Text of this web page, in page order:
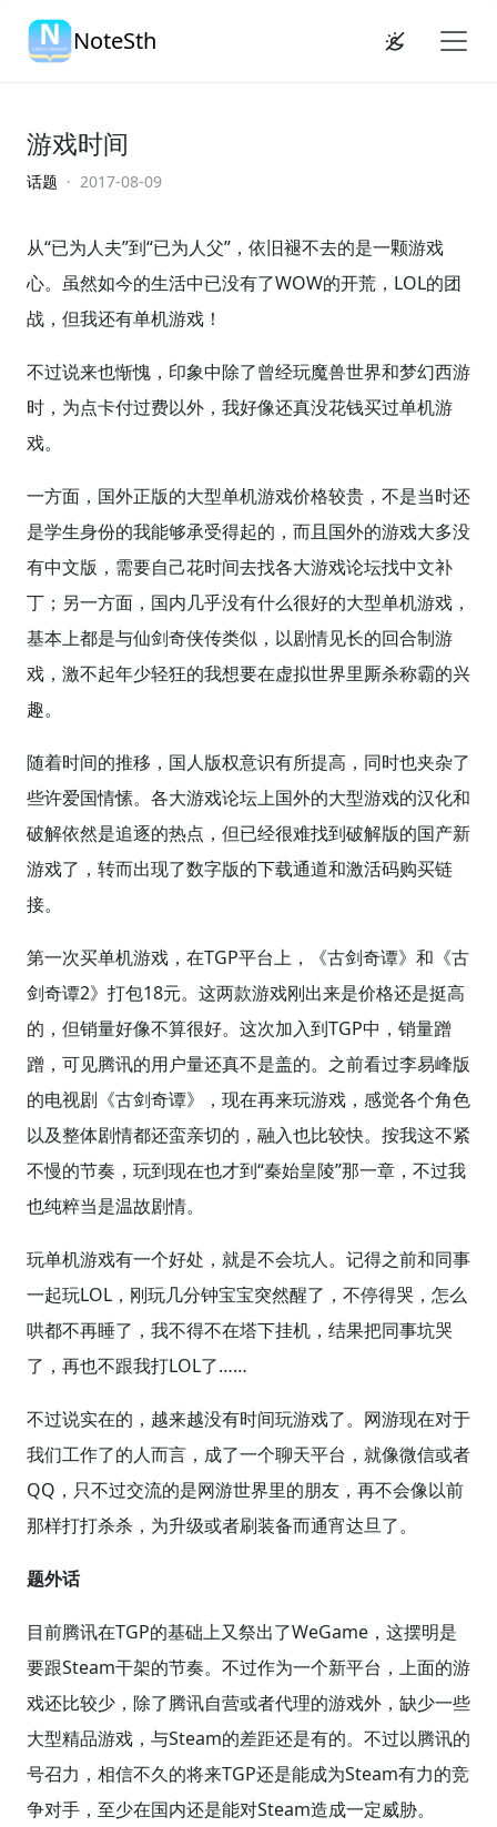
NoteSth
游戏时间
话题 · 2017-08-09
从“已为人夫”到“已为人父”，依旧褪不去的是一颗游戏
心。虽然如今的生活中已没有了WOW的开荒，LOL的团
战，但我还有单机游戏！
不过说来也惭愧，印象中除了曾经玩魔兽世界和梦幻西游
时，为点卡付过费以外，我好像还真没花钱买过单机游
戏。
一方面，国外正版的大型单机游戏价格较贵，不是当时还
是学生身份的我能够承受得起的，而且国外的游戏大多没
有中文版，需要自己花时间去找各大游戏论坛找中文补
丁；另一方面，国内几乎没有什么很好的大型单机游戏，
基本上都是与仙剑奇侠传类似，以剧情见长的回合制游
戏，激不起年少轻狂的我想要在虚拟世界里厮杀称霸的兴
趣。
随着时间的推移，国人版权意识有所提高，同时也夹杂了
些许爱国情愫。各大游戏论坛上国外的大型游戏的汉化和
破解依然是追逐的热点，但已经很难找到破解版的国产新
游戏了，转而出现了数字版的下载通道和激活码购买链
接。
第一次买单机游戏，在TGP平台上，《古剑奇谭》和《古
剑奇谭2》打包18元。这两款游戏刚出来是价格还是挺高
的，但销量好像不算很好。这次加入到TGP中，销量蹭
蹭，可见腾讯的用户量还真不是盖的。之前看过李易峰版
的电视剧《古剑奇谭》，现在再来玩游戏，感觉各个角色
以及整体剧情都还蛮亲切的，融入也比较快。按我这不紧
不慢的节奏，玩到现在也才到“秦始皇陵”那一章，不过我
也纯粹当是温故剧情。
玩单机游戏有一个好处，就是不会坑人。记得之前和同事
一起玩LOL，刚玩几分钟宝宝突然醒了，不停得哭，怎么
哄都不再睡了，我不得不在塔下挂机，结果把同事坑哭
了，再也不跟我打LOL了……
不过说实在的，越来越没有时间玩游戏了。网游现在对于
我们工作了的人而言，成了一个聊天平台，就像微信或者
QQ，只不过交流的是网游世界里的朋友，再不会像以前
那样打打杀杀，为升级或者刷装备而通宵达旦了。
题外话
目前腾讯在TGP的基础上又祭出了WeGame，这摆明是
要跟Steam干架的节奏。不过作为一个新平台，上面的游
戏还比较少，除了腾讯自营或者代理的游戏外，缺少一些
大型精品游戏，与Steam的差距还是有的。不过以腾讯的
号召力，相信不久的将来TGP还是能成为Steam有力的竞
争对手，至少在国内还是能对Steam造成一定威胁。